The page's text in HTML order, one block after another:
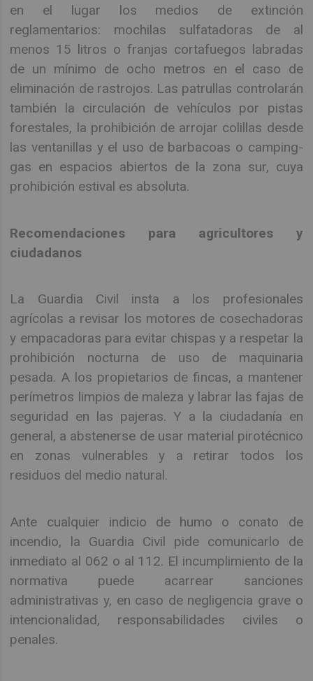
en el lugar los medios de extinción
reglamentarios: mochilas sulfatadoras de al
menos 15 litros o franjas cortafuegos labradas
de un mínimo de ocho metros en el caso de
eliminación de rastrojos. Las patrullas controlarán
también la circulación de vehículos por pistas
forestales, la prohibición de arrojar colillas desde
las ventanillas y el uso de barbacoas o camping-
gas en espacios abiertos de la zona sur, cuya
prohibición estival es absoluta.
Recomendaciones para agricultores y
ciudadanos
La Guardia Civil insta a los profesionales
agrícolas a revisar los motores de cosechadoras
y empacadoras para evitar chispas y a respetar la
prohibición nocturna de uso de maquinaria
pesada. A los propietarios de fincas, a mantener
perímetros limpios de maleza y labrar las fajas de
seguridad en las pajeras. Y a la ciudadanía en
general, a abstenerse de usar material pirotécnico
en zonas vulnerables y a retirar todos los
residuos del medio natural.
Ante cualquier indicio de humo o conato de
incendio, la Guardia Civil pide comunicarlo de
inmediato al 062 o al 112. El incumplimiento de la
normativa puede acarrear sanciones
administrativas y, en caso de negligencia grave o
intencionalidad, responsabilidades civiles o
penales.